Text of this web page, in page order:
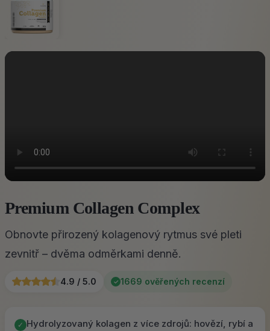
Premium Collagen Complex
Obnovte přirozený kolagenový rytmus své pleti
zevnitř – dvěma odměrkami denně.
4.9 / 5.0 ✓ 1669 ověřených recenzí
✓ Hydrolyzovaný kolagen z více zdrojů: hovězí, rybí a